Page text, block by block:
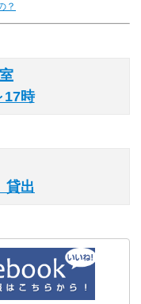
？
17時
貸出